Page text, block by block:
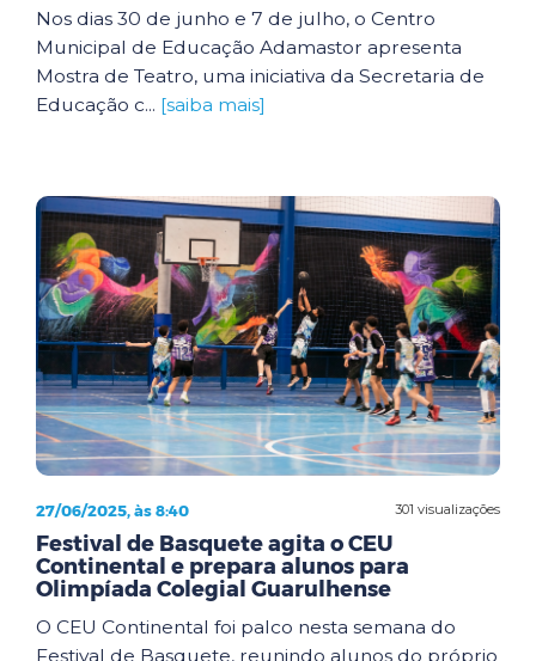
Nos dias 30 de junho e 7 de julho, o Centro
Municipal de Educação Adamastor apresenta
Mostra de Teatro, uma iniciativa da Secretaria de
Educação c... [saiba mais]
301 visualizações
27/06/2025, às 8:40
Festival de Basquete agita o CEU
Continental e prepara alunos para
Olimpíada Colegial Guarulhense
O CEU Continental foi palco nesta semana do
Festival de Basquete, reunindo alunos do próprio